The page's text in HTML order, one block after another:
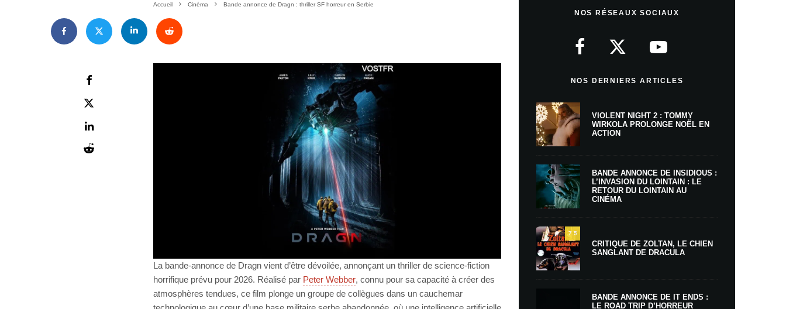
Accueil Cinéma Bande annonce de Dragn : thriller SF horreur en Serbie
La bande-annonce de Dragn vient d’être dévoilée, annonçant un thriller de science-fiction
horrifique prévu pour 2026. Réalisé par Peter Webber, connu pour sa capacité à créer des
atmosphères tendues, ce film plonge un groupe de collègues dans un cauchemar
NOS RÉSEAUX SOCIAUX
NOS DERNIERS ARTICLES
VIOLENT NIGHT 2 : TOMMY
WIRKOLA PROLONGE NOËL EN
ACTION
BANDE ANNONCE DE INSIDIOUS :
L’INVASION DU LOINTAIN : LE
RETOUR DU LOINTAIN AU
CINÉMA
7.5
CRITIQUE DE ZOLTAN, LE CHIEN
SANGLANT DE DRACULA
BANDE ANNONCE DE IT ENDS :
LE ROAD TRIP D’HORREUR